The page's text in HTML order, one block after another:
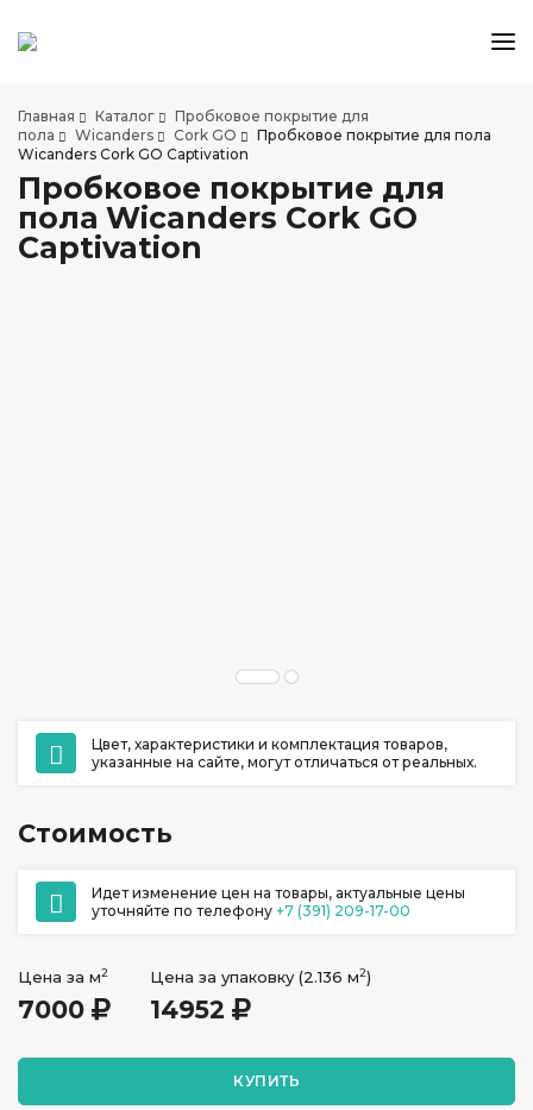
АКЦИИ И СКИДКИ
О КОМПАНИИ
НАШИ МАГАЗИНЫ
ДОСТАВКА И ОПЛАТА
ежедневно с 10:00 до 20:00
Главная Каталог
Пробковое покрытие для
пола
Wicanders Cork GO
Пробковое покрытие для пола
Wicanders Cork GO Captivation
Пробковое покрытие для
пола Wicanders Cork GO
Captivation
Цвет, характеристики и комплектация товаров,
указанные на сайте, могут отличаться от реальных.
Стоимость
Идет изменение цен на товары, актуальные цены
уточняйте по телефону +7 (391) 209-17-00
Цена за м2
7000
Цена за упаковку (2.136 м2)
14952
КУПИТЬ